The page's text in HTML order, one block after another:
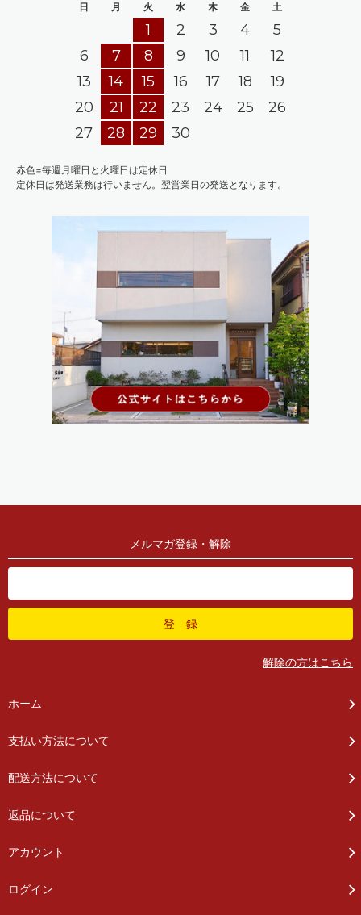
日 月 火 水 木 金 土
1 2 3 4
5
6
7 8 9 10 11
12
13
14 15 16 17 18
19
20
21 22 23 24 25
26
27
28 29 30
赤色=毎週月曜日と火曜日は定休日
定休日は発送業務は行いません。翌営業日の発送となります。
メルマガ登録・解除
解除の方はこちら
ホーム
支払い方法について
配送方法について
返品について
アカウント
ログイン